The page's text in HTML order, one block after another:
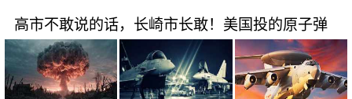
高市不敢说的话，长崎市长敢！美国投的原子弹